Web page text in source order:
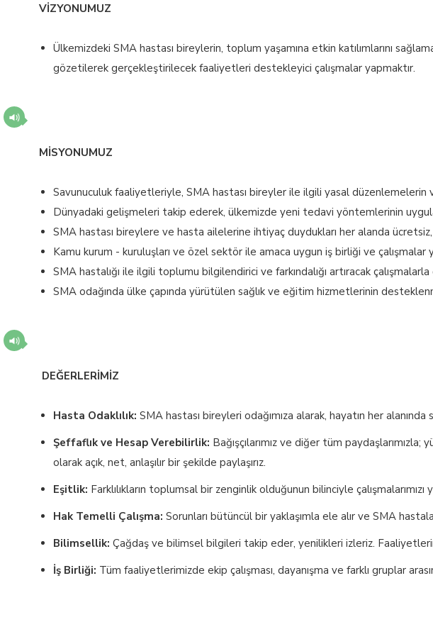
VİZYONUMUZ
Ülkemizdeki SMA hastası bireylerin, toplum yaşamına etkin katılımlarını
gözetilerek gerçekleştirilecek faaliyetleri destekleyici çalışmalar yapmaktır.
MİSYONUMUZ
Savunuculuk faaliyetleriyle, SMA hastası bireyler ile ilgili yasal
Dünyadaki gelişmeleri takip ederek, ülkemizde yeni tedavi yöntemlerinin
SMA hastası bireylere ve hasta ailelerine ihtiyaç duydukları her alanda
Kamu kurum - kuruluşları ve özel sektör ile amaca uygun iş birliği ve çalışmalar
SMA hastalığı ile ilgili toplumu bilgilendirici ve farkındalığı artıracak
SMA odağında ülke çapında yürütülen sağlık ve eğitim hizmetlerinin
DEĞERLERİMİZ
Hasta Odaklılık: SMA hastası bireyleri odağımıza alarak, hayatın her alanında
Şeffaflık ve Hesap Verebilirlik: Bağışçılarımız ve diğer tüm
olarak açık, net, anlaşılır bir şekilde paylaşırız.
Eşitlik: Farklılıkların toplumsal bir zenginlik olduğunun bilinciyle
Hak Temelli Çalışma: Sorunları bütüncül bir yaklaşımla ele alır ve SMA
Bilimsellik: Çağdaş ve bilimsel bilgileri takip eder, yenilikleri izleriz.
İş Birliği: Tüm faaliyetlerimizde ekip çalışması, dayanışma ve farklı gruplar